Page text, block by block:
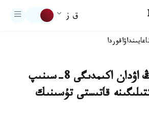
ق ز
اقوردا
جەتىسۋ وبلىسىنىڭ اۋدان اكىمدىگى 8-سىنىپ
قاتىستى تۇسىنىك